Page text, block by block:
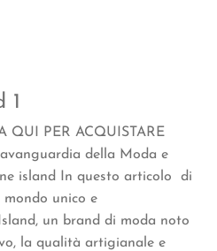
1
QUI PER ACQUISTARE
della Moda e
island In questo articolo di
mondo unico e
un brand di moda noto
la qualità artigianale e